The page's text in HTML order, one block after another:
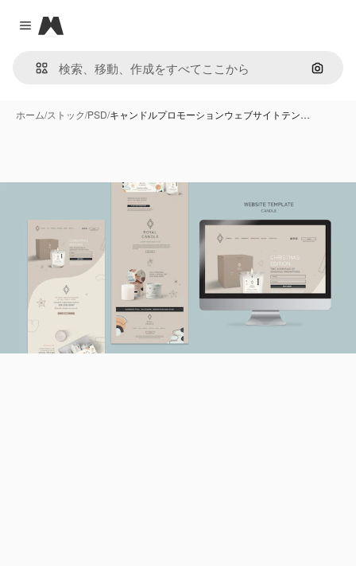
Close menu
Magnific
画像で
ホーム/ストック/PSD/キャンドルプロモーションウェブサイトテン…